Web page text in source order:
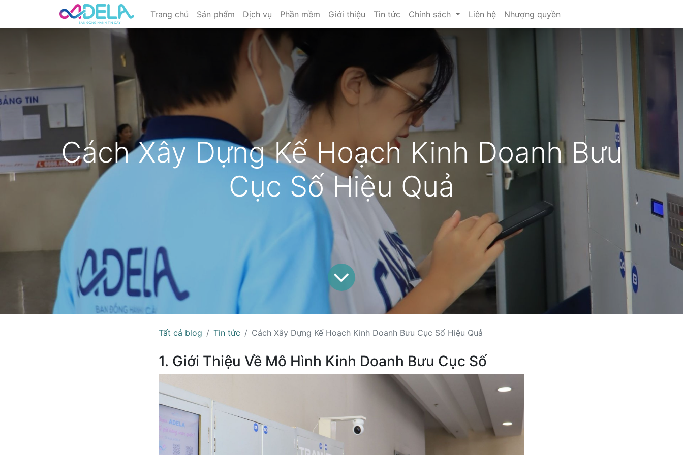
Trang chủ Sản phẩm Dịch vụ Phần mềm Giới thiệu Tin tức Chính sách Liên hệ Nhượng quyền
Cách Xây Dựng Kế Hoạch Kinh Doanh Bưu
Cục Số Hiệu Quả
Tất cả blog Tin tức Cách Xây Dựng Kế Hoạch Kinh Doanh Bưu Cục Số Hiệu Quả
1. Giới Thiệu Về Mô Hình Kinh Doanh Bưu Cục Số